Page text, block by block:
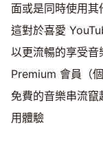
面或是同時使用其
這對於喜愛
以更流暢的享受
Premium 會員（
免費的音樂串流
用體驗